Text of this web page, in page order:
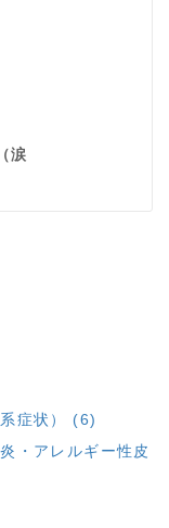
涙
症状） (6)
・アレルギー性皮